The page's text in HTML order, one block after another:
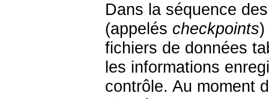
Dans la séquence
(appelés checkpoints)
fichiers de données
les informations
contrôle. Au moment